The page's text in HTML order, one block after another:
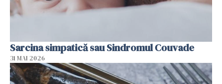
Sarcina simpatică sau Sindromul Couvade
31 MAI 2026